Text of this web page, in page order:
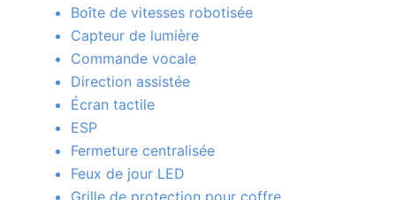
Boîte de vitesses robotisée
Capteur de lumière
Commande vocale
Direction assistée
Écran tactile
ESP
Fermeture centralisée
Feux de jour LED